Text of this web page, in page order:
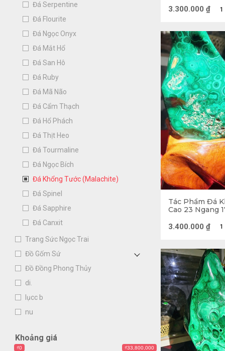
Đá Serpentine
Đá Flourite
Đá Ngọc Onyx
Đá Mắt Hổ
Đá San Hô
Đá Ruby
Đá Mã Não
Đá Cẩm Thạch
Đá Hổ Phách
Đá Thịt Heo
Đá Tourmaline
Đá Ngọc Bích
Đá Khổng Tước (Malachite)
Đá Spinel
Đá Sapphire
Đá Canxit
Trang Sức Ngọc Trai
Đồ Gốm Sứ
Đồ Đồng Phong Thủy
di.
lụcc b
nu
Khoảng giá
₫0 ₫33,800,000
2. Giá trị của
2.1. Giá trị
này như sau:
Sử dụng
mắn, vui
Sứ
hết
trong
1
3.300.000 ₫
Tác Phẩm Đá
Cao 23 Ngang
1
3.400.000 ₫